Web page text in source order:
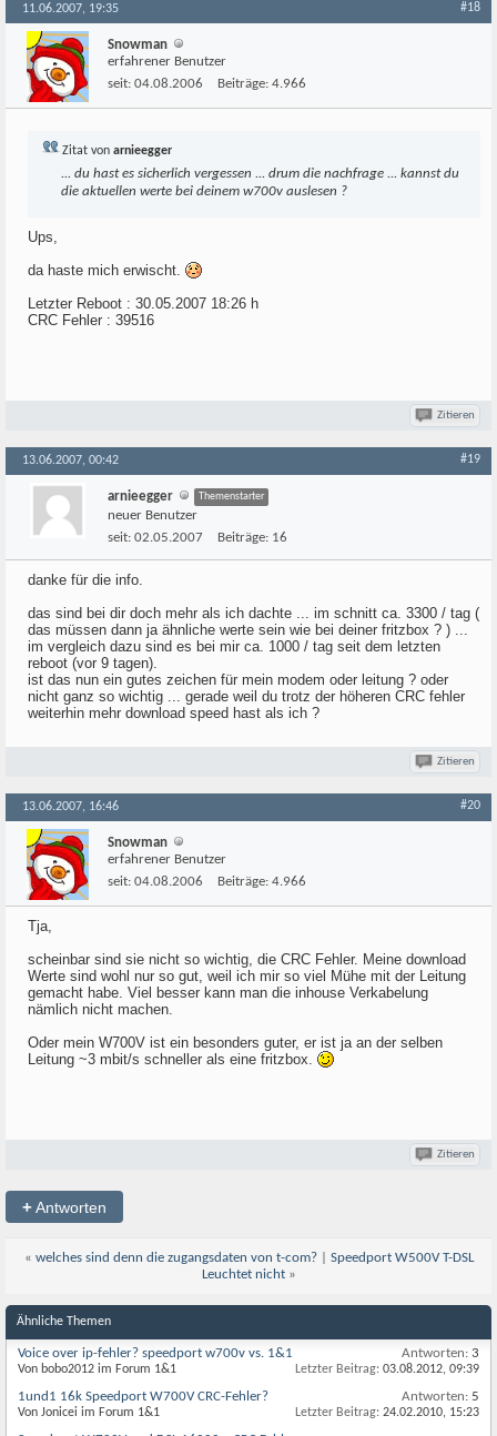
11.06.2007, 19:35 #18
Snowman
erfahrener Benutzer
seit: 04.08.2006 Beiträge: 4.966
Zitat von arnieegger
... du hast es sicherlich vergessen ... drum die nachfrage ... kannst du
die aktuellen werte bei deinem w700v auslesen ?
Ups,
da haste mich erwischt.
Letzter Reboot : 30.05.2007 18:26 h
CRC Fehler : 39516
Zitieren
13.06.2007, 00:42 #19
arnieegger Themenstarter
neuer Benutzer
seit: 02.05.2007 Beiträge: 16
danke für die info.
das sind bei dir doch mehr als ich dachte ... im schnitt ca. 3300 / tag (
das müssen dann ja ähnliche werte sein wie bei deiner fritzbox ? ) ...
im vergleich dazu sind es bei mir ca. 1000 / tag seit dem letzten
reboot (vor 9 tagen).
ist das nun ein gutes zeichen für mein modem oder leitung ? oder
nicht ganz so wichtig ... gerade weil du trotz der höheren CRC fehler
weiterhin mehr download speed hast als ich ?
Zitieren
13.06.2007, 16:46 #20
Snowman
erfahrener Benutzer
seit: 04.08.2006 Beiträge: 4.966
Tja,
scheinbar sind sie nicht so wichtig, die CRC Fehler. Meine download
Werte sind wohl nur so gut, weil ich mir so viel Mühe mit der Leitung
gemacht habe. Viel besser kann man die inhouse Verkabelung
nämlich nicht machen.
Oder mein W700V ist ein besonders guter, er ist ja an der selben
Leitung ~3 mbit/s schneller als eine fritzbox.
Zitieren
+Antworten
« welches sind denn die zugangsdaten von t-com?| Speedport W500V T-DSL
Leuchtet nicht »
Ähnliche Themen
Voice over ip-fehler? speedport w700v vs. 1&1
Von bobo2012 im Forum 1&1
Antworten: 3
Letzter Beitrag: 03.08.2012, 09:39
1und1 16k Speedport W700V CRC-Fehler?
Von Jonicei im Forum 1&1
Antworten: 5
Letzter Beitrag: 24.02.2010, 15:23